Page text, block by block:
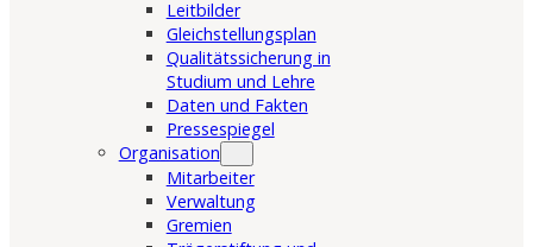
Leitbilder
Gleichstellungsplan
Qualitätssicherung in
Studium und Lehre
Daten und Fakten
Pressespiegel
Organisation
Mitarbeiter
Verwaltung
Gremien